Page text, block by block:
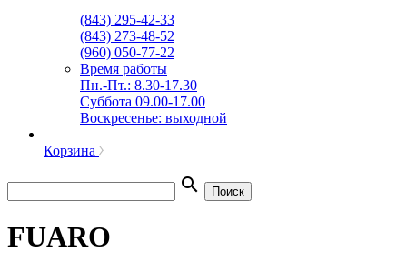
(843) 295-42-33
(843) 273-48-52
(960) 050-77-22
Время работы
Пн.-Пт.: 8.30-17.30
Суббота 09.00-17.00
Воскресенье: выходной
Корзина
search Поиск
FUARO